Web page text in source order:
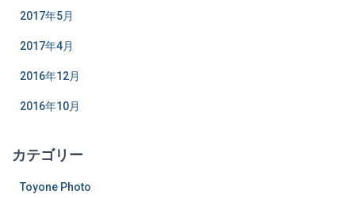
2017年5月
2017年4月
2016年12月
2016年10月
カテゴリー
Toyone Photo